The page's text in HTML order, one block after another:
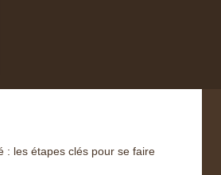
: les étapes clés pour se faire